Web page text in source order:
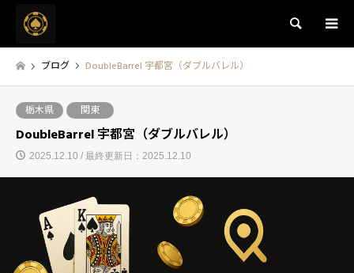
検索
ブログ DoubleBarrel 宇都宮（ダブルバレル）
栃木県 関東
DoubleBarrel 宇都宮（ダブルバレル）
2025.12.10 / 最終更新日：2025.12.10